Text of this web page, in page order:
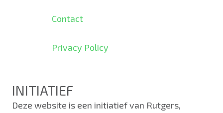
Contact
Privacy Policy
INITIATIEF
Deze website is een initiatief van Rutgers,